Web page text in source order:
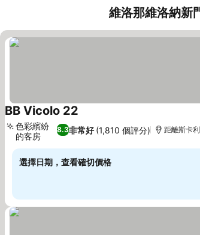
維洛那維洛納新
BB Vicolo 22
8.3非常好 (1,810 個評分)
色彩繽紛
的客房
距離斯卡
選擇日期，查看確切價格